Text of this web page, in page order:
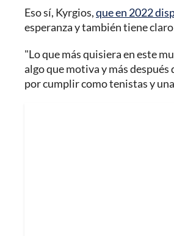
Eso sí, Kyrgios,que en 2022
esperanza y también tiene
"Lo que más quisiera en este
algo que motiva y más
por cumplir como tenistas y